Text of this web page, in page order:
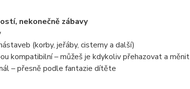
nekonečně zábavy
(korby, jeřáby, cisterny a další)
kompatibilní – můžeš je kdykoliv přehazovat a měnit
– přesně podle fantazie dítěte